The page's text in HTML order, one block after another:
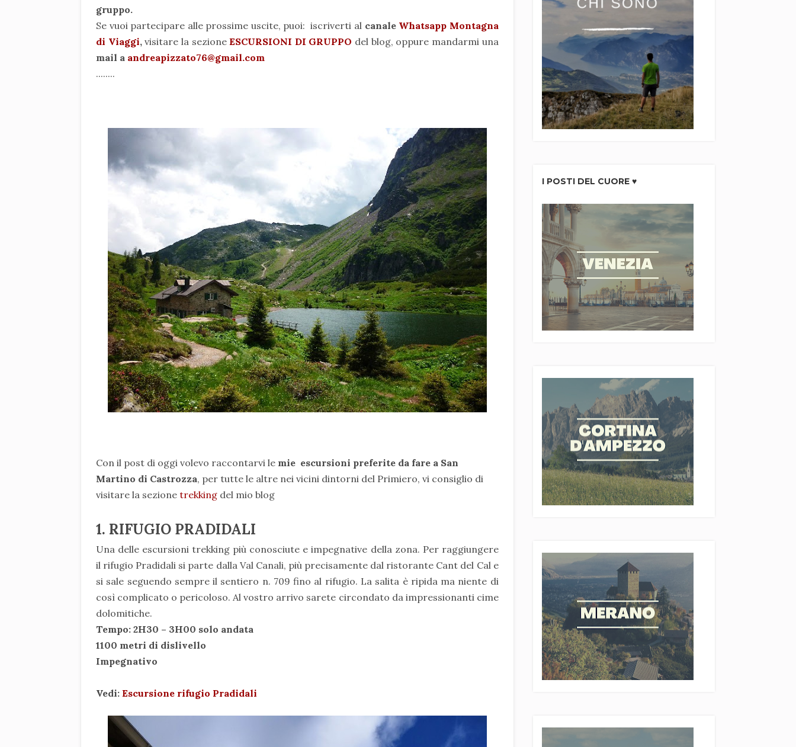
gruppo.
Se vuoi partecipare alle prossime uscite, puoi: iscriverti al canale Whatsapp Montagna
di Viaggi,visitare la sezione ESCURSIONI DI GRUPPO del blog, oppure mandarmi una
mail a andreapizzato76@gmail.com
........
Con il post di oggi volevo raccontarvi le mie escursioni preferite da fare a San
Martino di Castrozza, per tutte le altre nei vicini dintorni del Primiero, vi consiglio di
visitare la sezione trekking del mio blog
1. RIFUGIO PRADIDALI
Una delle escursioni trekking più conosciute e impegnative della zona. Per raggiungere
il rifugio Pradidali si parte dalla Val Canali, più precisamente dal ristorante Cant del Cal e
si sale seguendo sempre il sentiero n. 709 fino al rifugio. La salita è ripida ma niente di
così complicato o pericoloso. Al vostro arrivo sarete circondato da impressionanti cime
dolomitiche.
Tempo: 2H30 – 3H00 solo andata
1100 metri di dislivello
Impegnativo
Vedi: Escursione rifugio Pradidali
I POSTI DEL CUORE ♥